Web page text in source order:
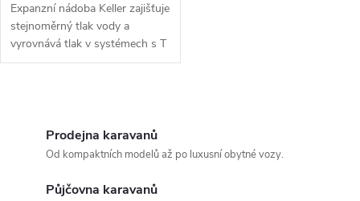
Expanzní nádoba Keller zajišťuje
stejnoměrný tlak vody a
vyrovnává tlak v systémech s T
spojkou. Ideální pro tlaková
Prodejna karavanů
Od kompaktních modelů až po luxusní obytné vozy.
Půjčovna karavanů